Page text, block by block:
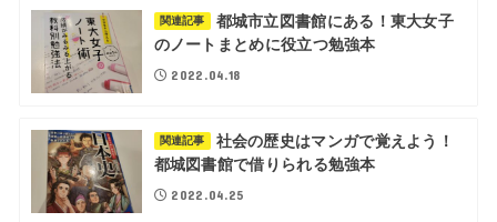
関連記事
都城市立図書館にある！東大女子
のノートまとめに役立つ勉強本
2022.04.18
関連記事
社会の歴史はマンガで覚えよう！
都城図書館で借りられる勉強本
2022.04.25